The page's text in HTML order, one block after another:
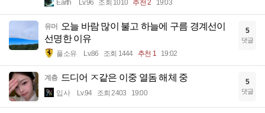
Earth Lv.96 조회 1010 추천 2 19:03
유머 오늘 바람 많이 불고 하늘에 구름 경계선이
선명한 이유
풀소유 Lv.86 조회 1444 추천 1 19:02
5
댓글
계층 드디어 ㅈ같은 이중 열돔 해체 중
입사 Lv.94 조회 2403 19:00
5
댓글